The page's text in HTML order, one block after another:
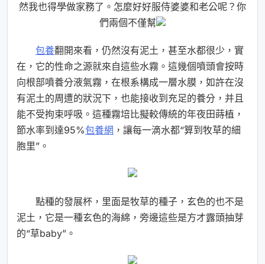
然我也得學做家務了。怎麼好好服侍婆婆和老公呢？你
們兩個不僅幫
包養翻開來看，仍然沒有泥土，甚至水都很少，實
在，它的性命之源就來自這些水霧。這幾個噴頭會按時
向根部噴養分液氣霧，在根系構成一層水膜，如許在沒
有泥土的周遭的狀況下，也能接收到充足的養分，并且
能不受拘束呼吸。這種霧培比擬較傳統的年夜田蒔植，
節水率到達95%包養網 ，讓每一滴水都“算到牧草的細
胞里”。
點種的發展杯，里面是牧草的種子，玄色的也不是
泥土，它是一種玄色的海綿，旁邊這些是方才露頭抽芽
的“草baby”。